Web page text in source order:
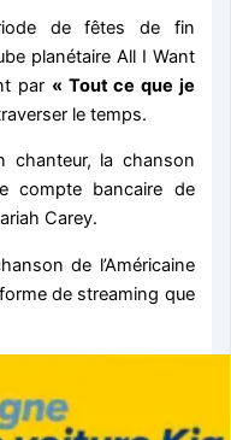
de fêtes de fin
planétaire All I Want
par « Tout ce que je
le temps.
chanteur, la chanson
compte bancaire de
Carey.
de l’Américaine
de streaming que